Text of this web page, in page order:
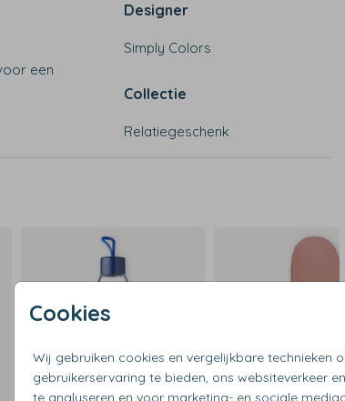
Cookies
Wij gebruiken cookies en vergelijkbare technieken
gebruikerservaring te bieden, ons websiteverkeer
te analyseren en voor marketing- en sociale
een
Designer
Simply Colors
Collectie
Relatiegeschenk